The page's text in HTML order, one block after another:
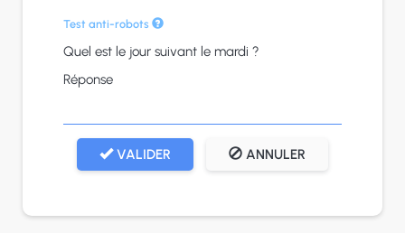
Test anti-robots
Quel est le jour suivant le mardi ?
Réponse
VALIDER ANNULER